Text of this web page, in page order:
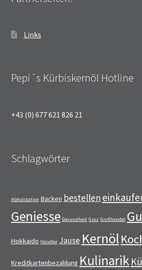
Links
Pepi´s Kürbiskernöl Hotline
+43 (0) 677 621 826 21
Schlagwörter
Abholstation Backen bestellen
Geniesse Gesundheit Graz Großhandel
Hokkaido Händler Jause Kernöl
Kreditkartenbezahlung Kulinarik